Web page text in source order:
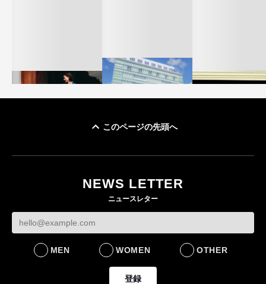
ケットなど7型を発売
FASHION
このページの先頭へ
NEWS LETTER
ニュースレター
MEN WOMEN OTHER
登録